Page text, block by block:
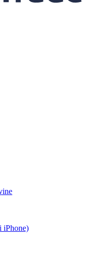
iPhone)